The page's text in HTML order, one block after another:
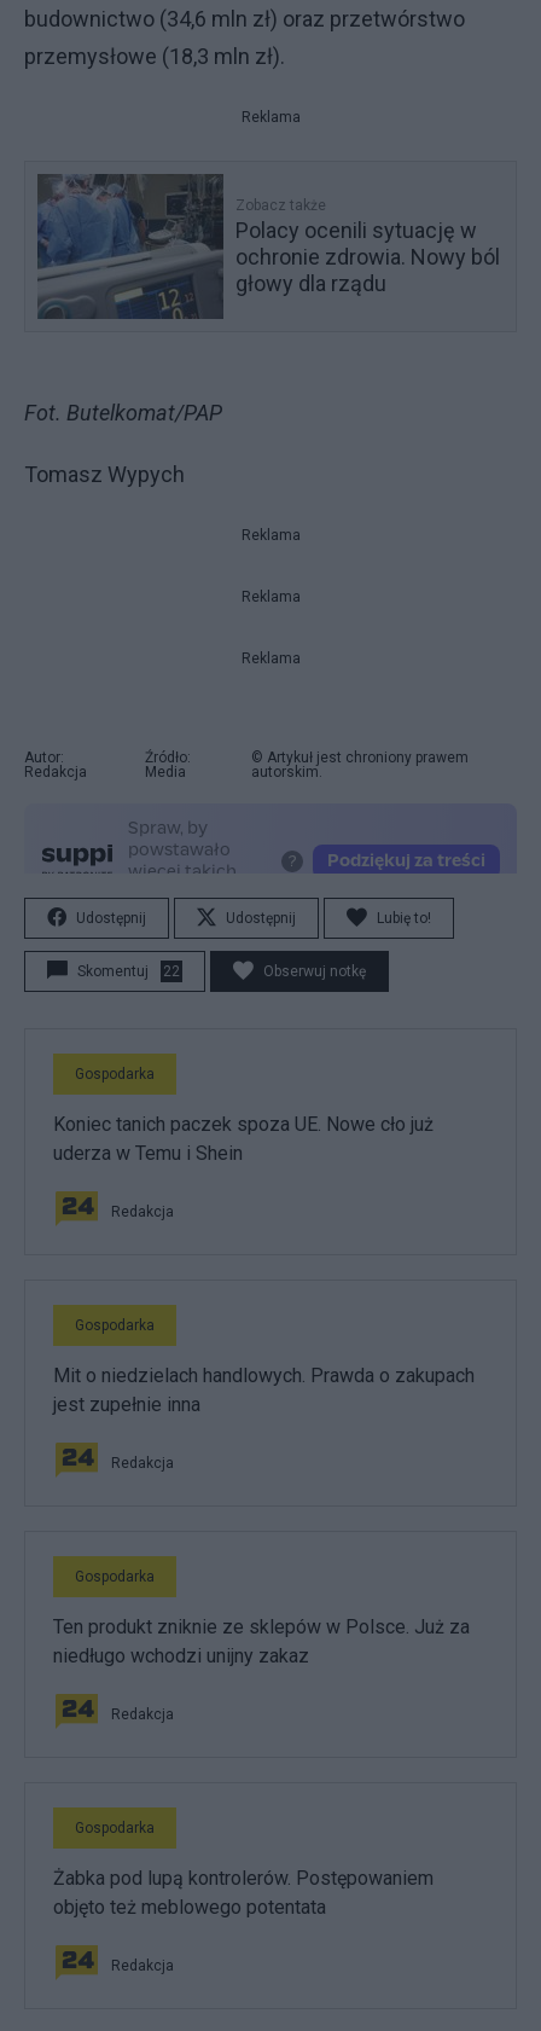
budownictwo (34,6 mln zł) oraz przetwórstwo
przemysłowe (18,3 mln zł).
Reklama
Zobacz także
Polacy ocenili sytuację w
ochronie zdrowia. Nowy ból
głowy dla rządu
Fot. Butelkomat/PAP
Tomasz Wypych
Reklama
Reklama
Reklama
Autor:
Redakcja
Źródło:
Media
© Artykuł jest chroniony prawem
autorskim.
Udostępnij Udostępnij Lubię to!
Skomentuj 22 Obserwuj notkę
Gospodarka
Koniec tanich paczek spoza UE. Nowe cło już
uderza w Temu i Shein
Redakcja
Gospodarka
Mit o niedzielach handlowych. Prawda o zakupach
jest zupełnie inna
Redakcja
Gospodarka
Ten produkt zniknie ze sklepów w Polsce. Już za
niedługo wchodzi unijny zakaz
Redakcja
Gospodarka
Żabka pod lupą kontrolerów. Postępowaniem
objęto też meblowego potentata
Redakcja